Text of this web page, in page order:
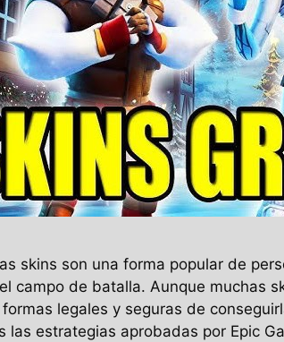
skins son una forma popular de
campo de batalla. Aunque muchas
legales y seguras de
las estrategias aprobadas por Epic